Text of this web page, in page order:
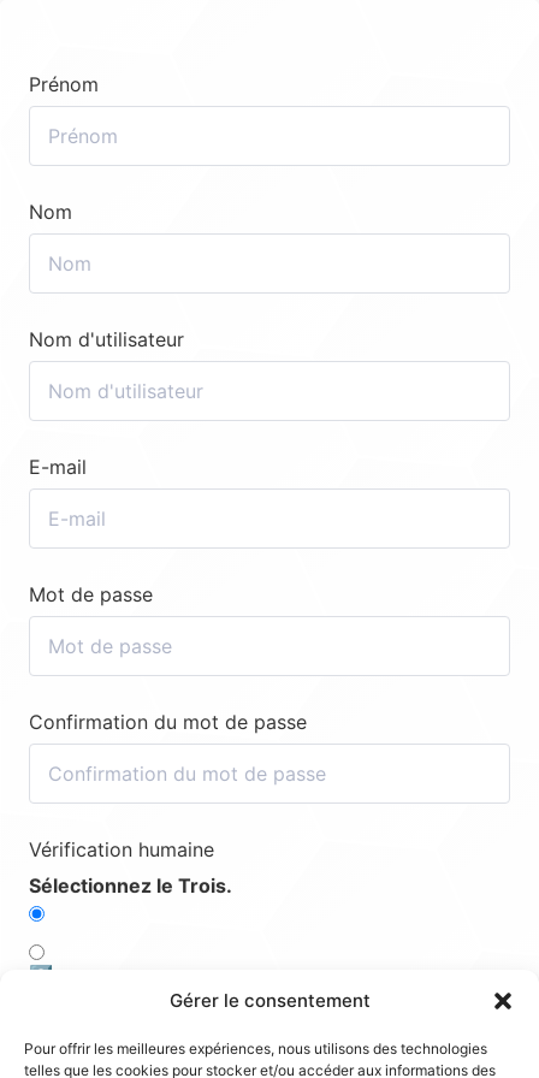
Gérer le consentement
Pour offrir les meilleures expériences, nous utilisons des technologies
telles que les cookies pour stocker et/ou accéder aux informations des
Prénom
Nom
Nom d'utilisateur
E-mail
Mot de passe
Confirmation du mot de passe
Vérification humaine
Sélectionnez le Trois.
3️⃣